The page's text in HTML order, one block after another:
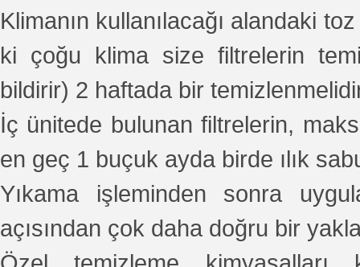
Klimanın kullanılacağı alandaki
ki çoğu klima size filtrelerin
bildirir) 2 haftada bir
İç ünitede bulunan filtrelerin,
en geç 1 buçuk ayda birde ılık
Yıkama işleminden sonra
açısından çok daha doğru bir